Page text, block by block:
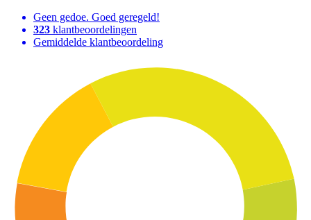
Geen gedoe. Goed geregeld!
323 klantbeoordelingen
Gemiddelde klantbeoordeling